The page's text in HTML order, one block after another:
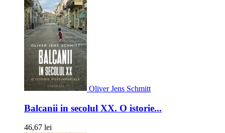
Oliver Jens Schmitt
Balcanii in secolul XX. O istorie...
46,67 lei